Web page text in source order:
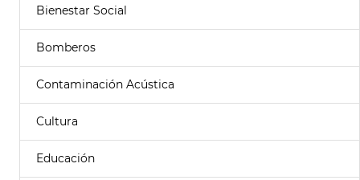
Bienestar Social
Bomberos
Contaminación Acústica
Cultura
Educación